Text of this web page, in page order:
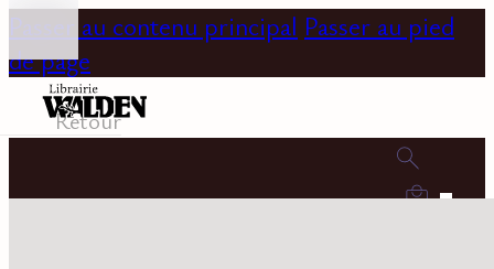
Passer au contenu principal Passer au pied
de page
0
Retour